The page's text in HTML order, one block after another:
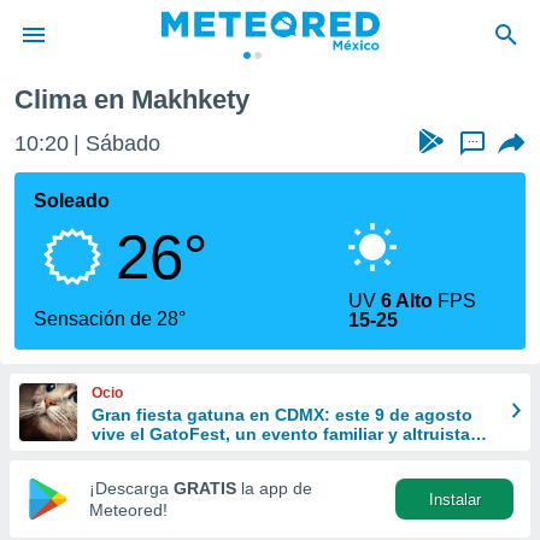
de
ha sido
calidad.
a este
las
y
forma
digital
basada
Clima en Makhkety
10:20 Sábado ...
Soleado
26°
Sensación de 28°
UV6 Alto FPS
15-25
Ocio
Gran fiesta gatuna en CDMX: este 9 de agosto
vive el GatoFest, un evento familiar y altruista
¡Descarga GRATIS la app de
Meteored!
Instalar